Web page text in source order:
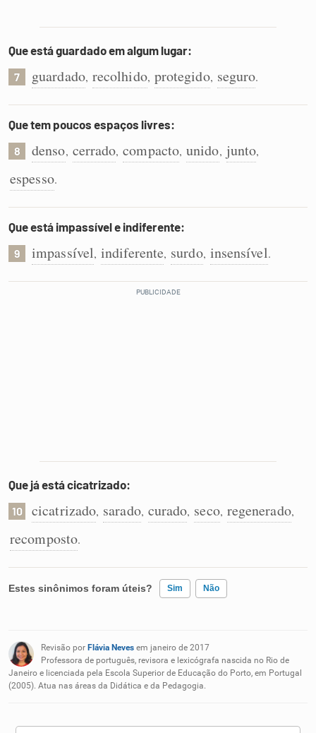
Que está guardado em algum lugar:
7 guardado, recolhido, protegido, seguro.
Que tem poucos espaços livres:
8 denso, cerrado, compacto, unido, junto,
espesso.
Que está impassível e indiferente:
9 impassível, indiferente, surdo, insensível.
Que já está cicatrizado:
10 cicatrizado, sarado, curado, seco, regenerado,
recomposto.
Estes sinônimos foram úteis? Sim Não
Nenhum dos sinônimos apresentados me ajudou
Outro
Revisão por Flávia Neves em janeiro de 2017
Professora de português, revisora e lexicógrafa nascida no Rio de
Janeiro e licenciada pela Escola Superior de Educação do Porto, em Portugal
(2005). Atua nas áreas da Didática e da Pedagogia.